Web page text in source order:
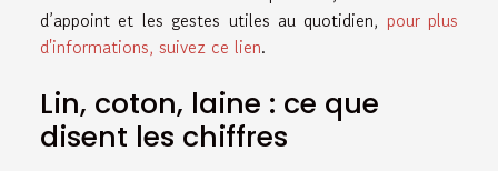
d’appoint et les gestes utiles au quotidien, pour plus
d'informations, suivez ce lien.
Lin, coton, laine : ce que
disent les chiffres